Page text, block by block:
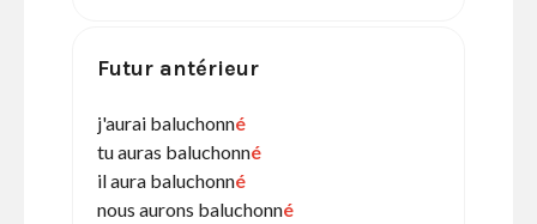
Futur antérieur
j'aurai baluchonné
tu auras baluchonné
il aura baluchonné
nous aurons baluchonné